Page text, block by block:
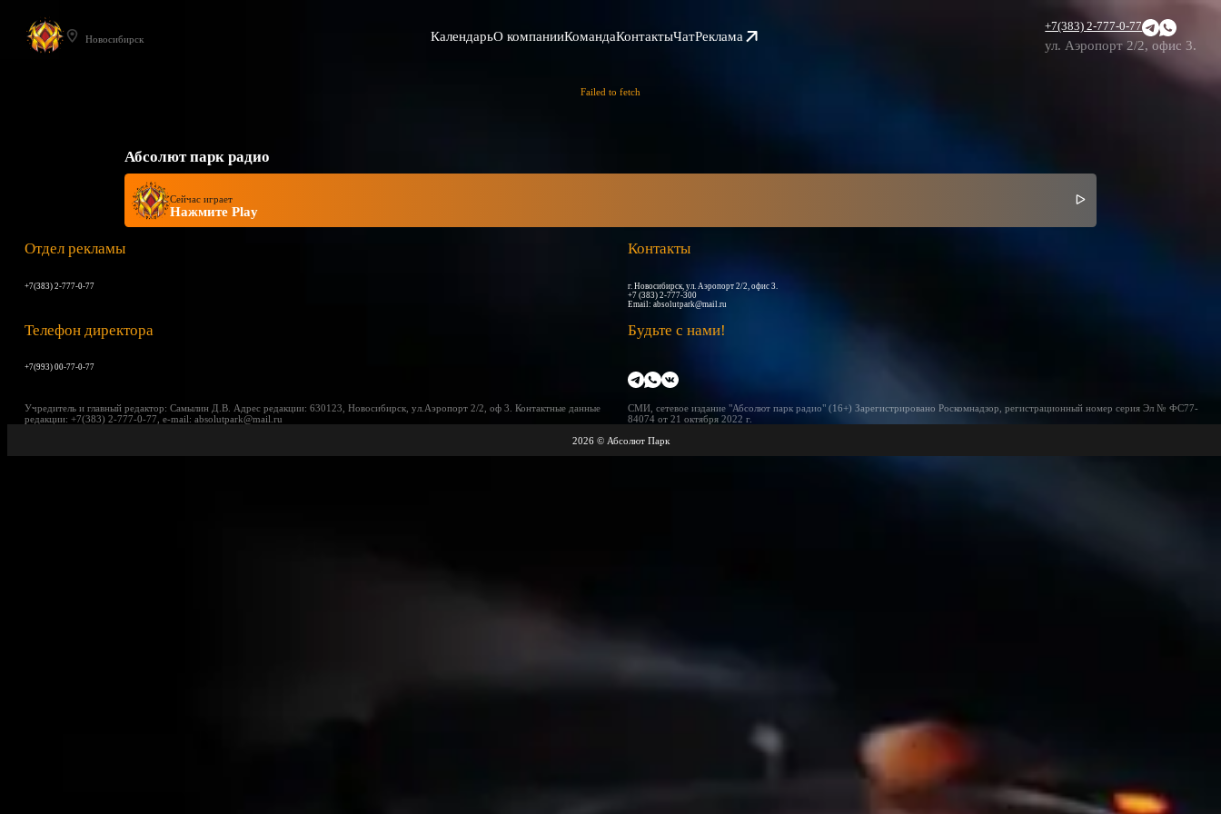
Новосибирск КалендарьО компанииКомандаКонтактыЧатРеклама
+7(383) 2-777-0-77
ул. Аэропорт 2/2, офис 3.
Failed to fetch
Абсолют парк радио
Сейчас играет
Нажмите Play
Отдел рекламы
+7(383) 2-777-0-77
Контакты
г. Новосибирск, ул. Аэропорт 2/2, офис 3.
+7 (383) 2-777-300
Email: absolutpark@mail.ru
Телефон директора
+7(993) 00-77-0-77
Будьте с нами!
Учредитель и главный редактор: Самылин Д.В. Адрес редакции: 630123, Новосибирск, ул.Аэропорт 2/2, оф 3. Контактные данные
редакции: +7(383) 2-777-0-77, e-mail: absolutpark@mail.ru
СМИ, сетевое издание "Абсолют парк радио" (16+) Зарегистрировано Роскомнадзор, регистрационный номер серия Эл № ФС77-
84074 от 21 октября 2022 г.
2026 © Абсолют Парк